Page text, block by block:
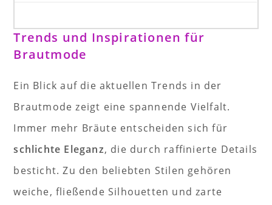
Trends und Inspirationen für
Brautmode
Ein Blick auf die aktuellen Trends in der
Brautmode zeigt eine spannende Vielfalt.
Immer mehr Bräute entscheiden sich für
schlichte Eleganz, die durch raffinierte Details
besticht. Zu den beliebten Stilen gehören
weiche, fließende Silhouetten und zarte